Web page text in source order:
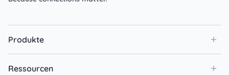
Produkte
Ressourcen